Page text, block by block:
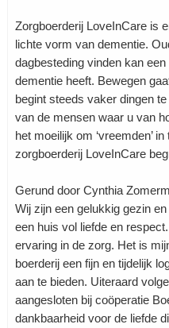
Zorgboerderij LoveInCare is
lichte vorm van dementie.
dagbesteding vinden kan
dementie heeft. Bewegen
begint steeds vaker dingen
van de mensen waar u van
het moeilijk om ‘vreemden’
zorgboerderij LoveInCare
Gerund door Cynthia
Wij zijn een gelukkig gezin
een huis vol liefde en
ervaring in de zorg. Het is
boerderij een fijn en tijdelijk
aan te bieden. Uiteraard
aangesloten bij coöperatie
dankbaarheid voor de liefde